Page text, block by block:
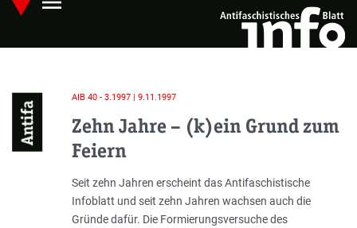
Skip
main
Hauptmenü öffnen
Antifa
AIB 40 - 3.1997 | 9.11.1997
Zehn Jahre – (k)ein Grund zum
Feiern
Einleitung
Seit zehn Jahren erscheint das Antifaschistische
Infoblatt und seit zehn Jahren wachsen auch die
Gründe dafür. Die Formierungsversuche des